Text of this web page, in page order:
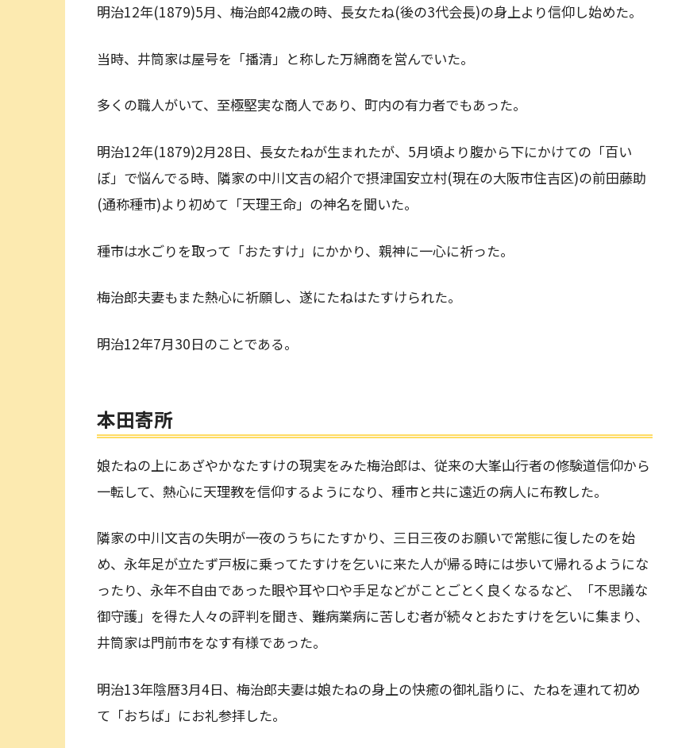
明治12年(1879)5月、梅治郎42歳の時、長女たね(後の3代会長)の身上より信仰し始めた。
当時、井筒家は屋号を「播清」と称した万綿商を営んでいた。
多くの職人がいて、至極堅実な商人であり、町内の有力者でもあった。
明治12年(1879)2月28日、長女たねが生まれたが、5月頃より腹から下にかけての「百い
ぼ」で悩んでる時、隣家の中川文吉の紹介で摂津国安立村(現在の大阪市住吉区)の前田藤助
(通称種市)より初めて「天理王命」の神名を聞いた。
種市は水ごりを取って「おたすけ」にかかり、親神に一心に祈った。
梅治郎夫妻もまた熱心に祈願し、遂にたねはたすけられた。
明治12年7月30日のことである。
本田寄所
娘たねの上にあざやかなたすけの現実をみた梅治郎は、従来の大峯山行者の修験道信仰から
一転して、熱心に天理教を信仰するようになり、種市と共に遠近の病人に布教した。
隣家の中川文吉の失明が一夜のうちにたすかり、三日三夜のお願いで常態に復したのを始
め、永年足が立たず戸板に乗ってたすけを乞いに来た人が帰る時には歩いて帰れるようにな
ったり、永年不自由であった眼や耳や口や手足などがことごとく良くなるなど、「不思議な
御守護」を得た人々の評判を聞き、難病業病に苦しむ者が続々とおたすけを乞いに集まり、
井筒家は門前市をなす有様であった。
明治13年陰暦3月4日、梅治郎夫妻は娘たねの身上の快癒の御礼詣りに、たねを連れて初め
て「おちば」にお礼参拝した。